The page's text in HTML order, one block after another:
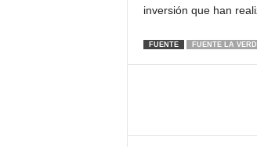
inversión que han
FUENTE FUENTE LA